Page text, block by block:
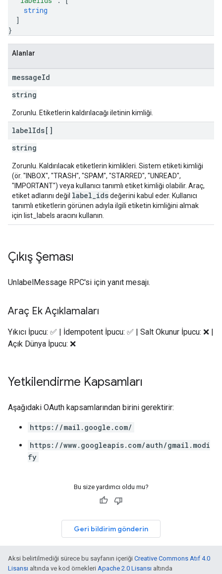
string
]
}
Alanlar
messageId
string
Zorunlu. Etiketlerin kaldırılacağı iletinin kimliği.
labelIds[]
string
Zorunlu. Kaldırılacak etiketlerin kimlikleri. Sistem etiketi kimliği
(ör. "INBOX", "TRASH", "SPAM", "STARRED", "UNREAD",
"IMPORTANT") veya kullanıcı tanımlı etiket kimliği olabilir. Araç,
etiket adlarını değil label_idsdeğerini kabul eder. Kullanıcı
tanımlı etiketlerin görünen adıyla ilgili etiketin kimliğini almak
için list_labels aracını kullanın.
Çıkış Şeması
UnlabelMessage RPC'si için yanıt mesajı.
Araç Ek Açıklamaları
Yıkıcı İpucu: ✅ | İdempotent İpucu: ✅ | Salt Okunur İpucu: ❌ |
Açık Dünya İpucu: ❌
Yetkilendirme Kapsamları
Aşağıdaki OAuth kapsamlarından birini gerektirir:
https://mail.google.com/
https://www.googleapis.com/auth/gmail.modi
fy
Bu size yardımcı oldu mu?
Geri bildirim gönderin
Aksi belirtilmediği sürece bu sayfanın içeriği Creative Commons Atıf 4.0
Lisansı altında ve kod örnekleri Apache 2.0 Lisansı altında